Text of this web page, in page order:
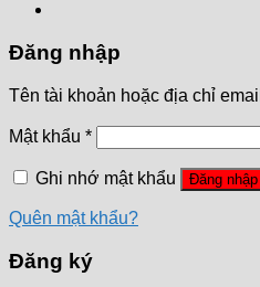
Đăng nhập
Tên tài khoản hoặc địa chỉ email
Mật khẩu *
Ghi nhớ mật khẩu Đăng nhập
Quên mật khẩu?
Đăng ký